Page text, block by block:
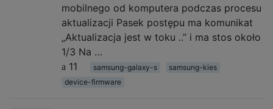
mobilnego od komputera podczas procesu
aktualizacji Pasek postępu ma komunikat
„Aktualizacja jest w toku ..” i ma stos około
1/3 Na …
11
samsung-galaxy-s
samsung-kies
device-firmware